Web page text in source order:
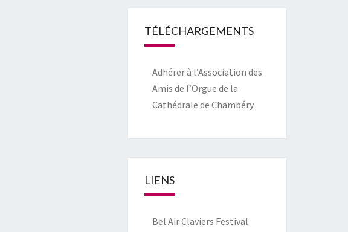
TÉLÉCHARGEMENTS
Adhérer à l’Association des
Amis de l’Orgue de la
Cathédrale de Chambéry
LIENS
Bel Air Claviers Festival